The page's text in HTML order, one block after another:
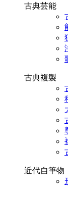
古典芸能
古典複製
近代自筆物